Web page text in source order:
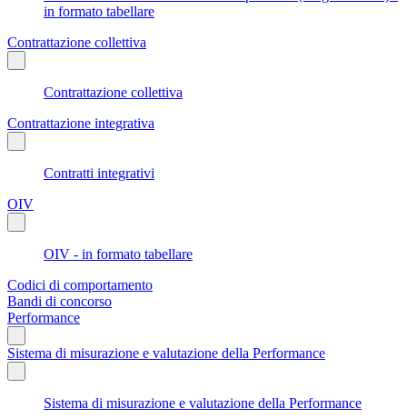
in formato tabellare
Contrattazione collettiva
Contrattazione collettiva
Contrattazione integrativa
Contratti integrativi
OIV
OIV - in formato tabellare
Codici di comportamento
Bandi di concorso
Performance
Sistema di misurazione e valutazione della Performance
Sistema di misurazione e valutazione della Performance